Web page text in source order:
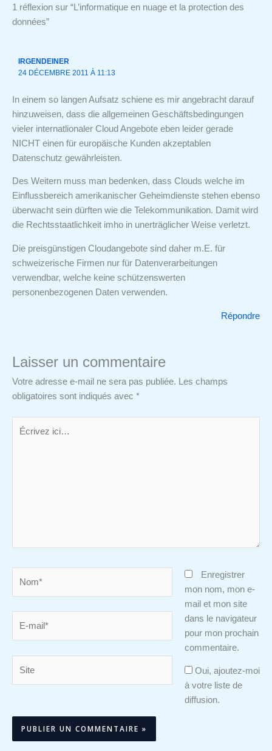
1 réflexion sur “L’informatique en nuage et la protection des
données”
IRGENDEINER
24 DÉCEMBRE 2011 À 11:13
In einem so langen Aufsatz schiene es mir angebracht darauf
hinzuweisen, dass die allgemeinen Geschäftsbedingungen
vieler internatlionaler Cloud Angebote eben leider gerade
NICHT einen für europäische Kunden akzeptablen
Datenschutz gewährleisten.
Des Weitern muss man bedenken, dass Clouds welche im
Einflussbereich amerikanischer Geheimdienste stehen ebenso
überwacht sein dürften wie die Telekommunikation. Damit wird
die Rechtsstaatlichkeit imho in unerträglicher Weise verletzt.
Die preisgünstigen Cloudangebote sind daher m.E. für
schweizerische Firmen nur für Datenverarbeitungen
verwendbar, welche keine schützenswerten
personenbezogenen Daten verwenden.
Répondre
Laisser un commentaire
Votre adresse e-mail ne sera pas publiée.
Les champs
obligatoires sont indiqués avec *
Enregistrer
mon nom, mon e-
mail et mon site
dans le navigateur
pour mon prochain
commentaire.
Oui, ajoutez-moi
à votre liste de
diffusion.